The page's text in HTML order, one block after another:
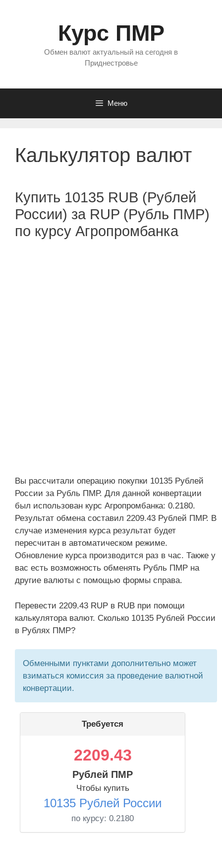
Курс ПМР
Обмен валют актуальный на сегодня в
Приднестровье
Меню
Калькулятор валют
Купить 10135 RUB (Рублей
России) за RUP (Рубль ПМР)
по курсу Агропромбанка
Вы рассчитали операцию покупки 10135 Рублей
России за Рубль ПМР. Для данной конвертации
был использован курс Агропромбанка: 0.2180.
Результат обмена составил 2209.43 Рублей ПМР. В
случае изменения курса результат будет
пересчитан в автоматическом режиме.
Обновление курса производится раз в час. Также у
вас есть возможность обменять Рубль ПМР на
другие валюты с помощью формы справа.
Перевести 2209.43 RUP в RUB при помощи
калькулятора валют. Сколько 10135 Рублей России
в Рублях ПМР?
Обменными пунктами дополнительно может
взиматься комиссия за проведение валютной
конвертации.
Требуется
2209.43
Рублей ПМР
Чтобы купить
10135 Рублей России
по курсу: 0.2180